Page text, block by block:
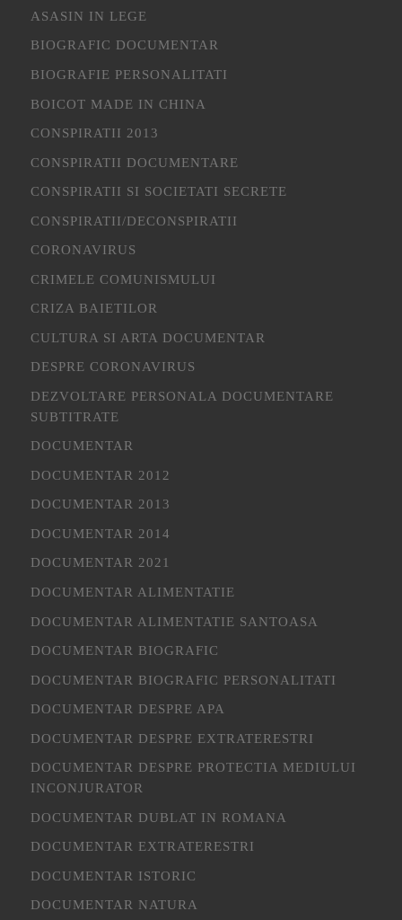
ASASIN IN LEGE
BIOGRAFIC DOCUMENTAR
BIOGRAFIE PERSONALITATI
BOICOT MADE IN CHINA
CONSPIRATII 2013
CONSPIRATII DOCUMENTARE
CONSPIRATII SI SOCIETATI SECRETE
CONSPIRATII/DECONSPIRATII
CORONAVIRUS
CRIMELE COMUNISMULUI
CRIZA BAIETILOR
CULTURA SI ARTA DOCUMENTAR
DESPRE CORONAVIRUS
DEZVOLTARE PERSONALA DOCUMENTARE
SUBTITRATE
DOCUMENTAR
DOCUMENTAR 2012
DOCUMENTAR 2013
DOCUMENTAR 2014
DOCUMENTAR 2021
DOCUMENTAR ALIMENTATIE
DOCUMENTAR ALIMENTATIE SANTOASA
DOCUMENTAR BIOGRAFIC
DOCUMENTAR BIOGRAFIC PERSONALITATI
DOCUMENTAR DESPRE APA
DOCUMENTAR DESPRE EXTRATERESTRI
DOCUMENTAR DESPRE PROTECTIA MEDIULUI
INCONJURATOR
DOCUMENTAR DUBLAT IN ROMANA
DOCUMENTAR EXTRATERESTRI
DOCUMENTAR ISTORIC
DOCUMENTAR NATURA